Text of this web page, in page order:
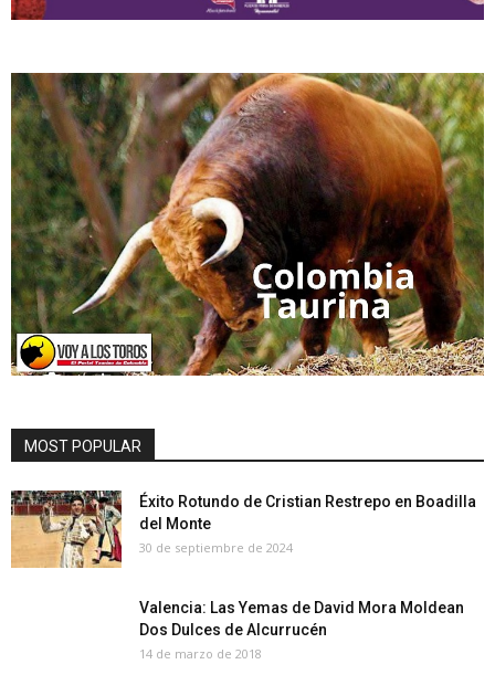
MOST POPULAR
Éxito Rotundo de Cristian Restrepo en Boadilla
del Monte
30 de septiembre de 2024
Valencia: Las Yemas de David Mora Moldean
Dos Dulces de Alcurrucén
14 de marzo de 2018